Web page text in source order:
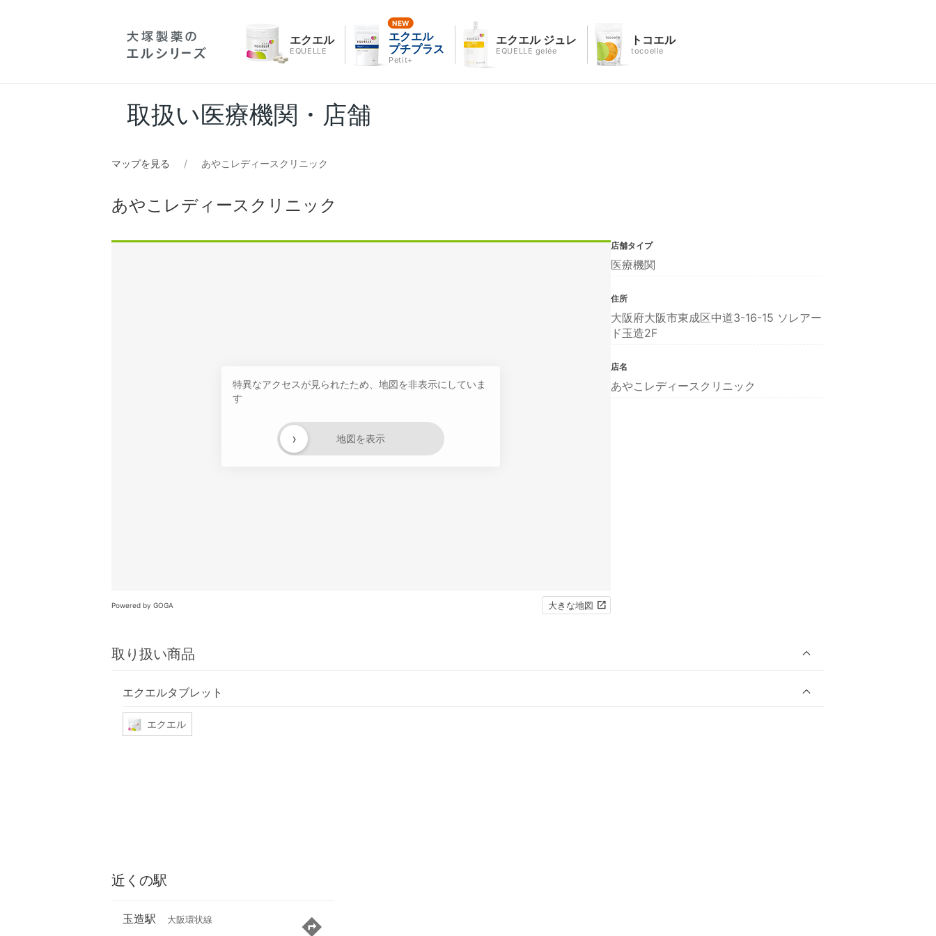
エクエル
EQUELLE
エクエル
プチプラス
Petit+
エクエル ジュレ
EQUELLE gelée
トコエル
tocoelle
取扱い医療機関・店舗
マップを見る あやこレディースクリニック
あやこレディースクリニック
特異なアクセスが見られたため、地図を非表示にしていま
す
地図を表示
›
Powered by GOGA 大きな地図
取り扱い商品
エクエルタブレット
エクエル
店舗タイプ
医療機関
住所
大阪府大阪市東成区中道3-16-15 ソレアー
ド玉造2F
店名
あやこレディースクリニック
近くの駅
玉造駅 大阪環状線